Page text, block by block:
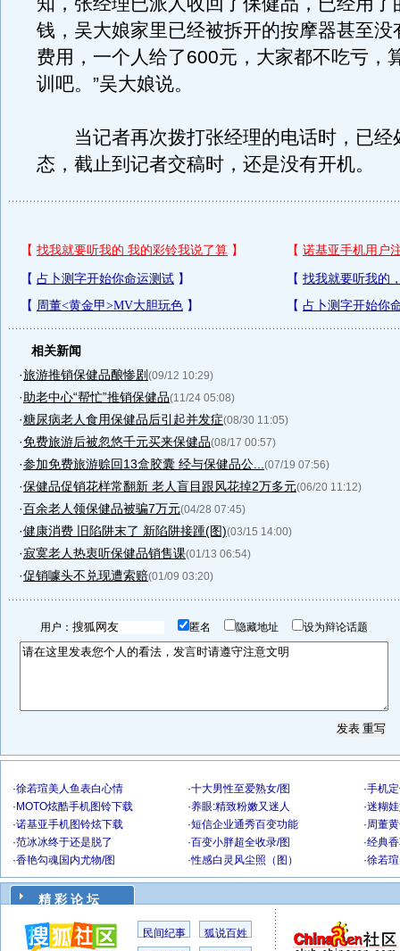
钱，吴大娘家里已经被拆开的按摩器甚至没
费用，一个人给了600元，大家都不吃亏，
训吧。”吴大娘说。
当记者再次拨打张经理的电话时，已经
态，截止到记者交稿时，还是没有开机。
相关新闻
·旅游推销保健品酿惨剧 (09/12 10:29)
·助老中心“帮忙”推销保健品(11/24 05:08)
·糖尿病老人食用保健品后引起并发症(08/30 11:05)
·免费旅游后被忽悠千元买来保健品(08/17 00:57)
·参加免费旅游赊回13盒胶囊 经与保健品公... (07/19 07:56)
·保健品促销花样常翻新 老人盲目跟风花掉2万多元(06/20 11:12)
·百余老人领保健品被骗7万元(04/28 07:45)
·健康消费 旧陷阱末了 新陷阱接踵(图)(03/15 14:00)
·寂寞老人热衷听保健品销售课(01/13 06:54)
·促销噱头不兑现遭索赔(01/09 03:20)
用户： 匿名 隐藏地址 设为辩论话题
·徐若瑄美人鱼表白心情
· MOTO炫酷手机图铃下载
·诺基亚手机图铃炫下载
·范冰冰终于还是脱了
·香艳勾魂国内尤物/图
·十大男性至爱熟女/图
·养眼:精致粉嫩又迷人
·短信企业通秀百变功能
·百变小胖超全收录/图
·性感白灵风尘照（图）
·手机
·迷糊
·周董
·经典
·徐若
精 彩 论 坛
民间纪事 狐说百姓